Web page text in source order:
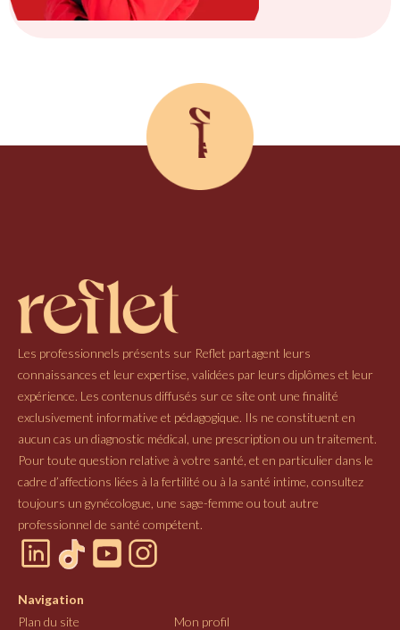
Les professionnels présents sur Reflet partagent leurs
connaissances et leur expertise, validées par leurs diplômes et leur
expérience. Les contenus diffusés sur ce site ont une finalité
exclusivement informative et pédagogique. Ils ne constituent en
aucun cas un diagnostic médical, une prescription ou un traitement.
Pour toute question relative à votre santé, et en particulier dans le
cadre d’affections liées à la fertilité ou à la santé intime, consultez
toujours un gynécologue, une sage-femme ou tout autre
professionnel de santé compétent.
Navigation
Plan du site
Mon profil